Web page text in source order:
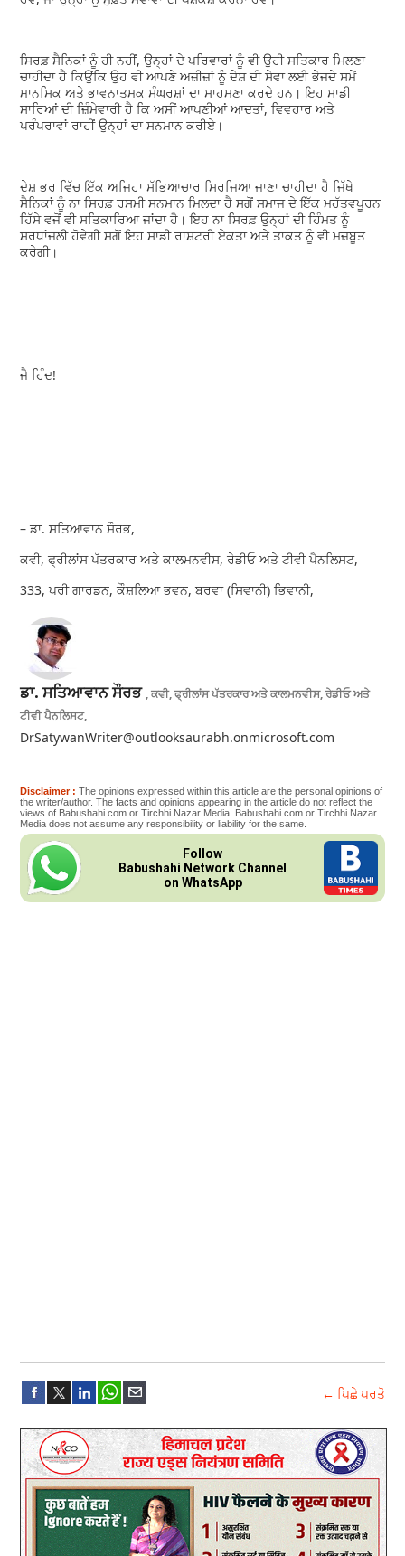
ਸਿਰਫ਼ ਸੈਨਿਕਾਂ ਨੂੰ ਹੀ ਨਹੀਂ, ਉਨ੍ਹਾਂ ਦੇ ਪਰਿਵਾਰਾਂ ਨੂੰ ਵੀ ਉਹੀ ਸਤਿਕਾਰ ਮਿਲਣਾ
ਚਾਹੀਦਾ ਹੈ ਕਿਉਂਕਿ ਉਹ ਵੀ ਆਪਣੇ ਅਜ਼ੀਜ਼ਾਂ ਨੂੰ ਦੇਸ਼ ਦੀ ਸੇਵਾ ਲਈ ਭੇਜਦੇ ਸਮੇਂ
ਮਾਨਸਿਕ ਅਤੇ ਭਾਵਨਾਤਮਕ ਸੰਘਰਸ਼ਾਂ ਦਾ ਸਾਹਮਣਾ ਕਰਦੇ ਹਨ। ਇਹ ਸਾਡੀ
ਸਾਰਿਆਂ ਦੀ ਜ਼ਿੰਮੇਵਾਰੀ ਹੈ ਕਿ ਅਸੀਂ ਆਪਣੀਆਂ ਆਦਤਾਂ, ਵਿਵਹਾਰ ਅਤੇ
ਪਰੰਪਰਾਵਾਂ ਰਾਹੀਂ ਉਨ੍ਹਾਂ ਦਾ ਸਨਮਾਨ ਕਰੀਏ।
ਦੇਸ਼ ਭਰ ਵਿੱਚ ਇੱਕ ਅਜਿਹਾ ਸੱਭਿਆਚਾਰ ਸਿਰਜਿਆ ਜਾਣਾ ਚਾਹੀਦਾ ਹੈ ਜਿੱਥੇ
ਸੈਨਿਕਾਂ ਨੂੰ ਨਾ ਸਿਰਫ਼ ਰਸਮੀ ਸਨਮਾਨ ਮਿਲਦਾ ਹੈ ਸਗੋਂ ਸਮਾਜ ਦੇ ਇੱਕ ਮਹੱਤਵਪੂਰਨ
ਹਿੱਸੇ ਵਜੋਂ ਵੀ ਸਤਿਕਾਰਿਆ ਜਾਂਦਾ ਹੈ। ਇਹ ਨਾ ਸਿਰਫ਼ ਉਨ੍ਹਾਂ ਦੀ ਹਿੰਮਤ ਨੂੰ
ਸ਼ਰਧਾਂਜਲੀ ਹੋਵੇਗੀ ਸਗੋਂ ਇਹ ਸਾਡੀ ਰਾਸ਼ਟਰੀ ਏਕਤਾ ਅਤੇ ਤਾਕਤ ਨੂੰ ਵੀ ਮਜ਼ਬੂਤ
ਕਰੇਗੀ।
ਜੈ ਹਿੰਦ!
– ਡਾ. ਸਤਿਆਵਾਨ ਸੌਰਭ,
ਕਵੀ, ਫ੍ਰੀਲਾਂਸ ਪੱਤਰਕਾਰ ਅਤੇ ਕਾਲਮਨਵੀਸ, ਰੇਡੀਓ ਅਤੇ ਟੀਵੀ ਪੈਨਲਿਸਟ,
333, ਪਰੀ ਗਾਰਡਨ, ਕੌਸ਼ਲਿਆ ਭਵਨ, ਬਰਵਾ (ਸਿਵਾਨੀ) ਭਿਵਾਨੀ,
ਡਾ. ਸਤਿਆਵਾਨ ਸੌਰਭ , ਕਵੀ, ਫ੍ਰੀਲਾਂਸ ਪੱਤਰਕਾਰ ਅਤੇ ਕਾਲਮਨਵੀਸ, ਰੇਡੀਓ ਅਤੇ
ਟੀਵੀ ਪੈਨਲਿਸਟ,
DrSatywanWriter@outlooksaurabh.onmicrosoft.com
Disclaimer : The opinions expressed within this article are the personal opinions of
the writer/author. The facts and opinions appearing in the article do not reflect the
views of Babushahi.com or Tirchhi Nazar Media. Babushahi.com or Tirchhi Nazar
Media does not assume any responsibility or liability for the same.
Follow
Babushahi Network Channel
on WhatsApp
← ਪਿਛੇ ਪਰਤੋ